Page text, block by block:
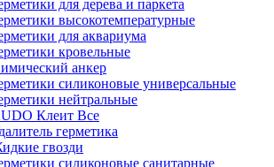
для дерева и паркета
высокотемпературные
для аквариума
кровельные
анкер
силиконовые универсальные
нейтральные
Клеит Все
герметика
гвозди
силиконовые санитарные